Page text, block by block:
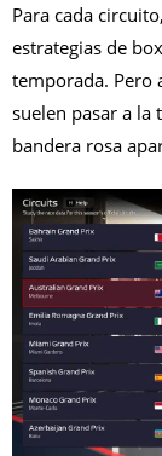
Para cada
estrategias de
temporada. Pero
suelen pasar a la
bandera rosa